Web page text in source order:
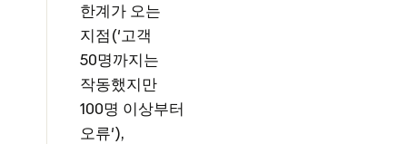
한계가 오는
지점('고객
50명까지는
작동했지만
100명 이상부터
오류'),